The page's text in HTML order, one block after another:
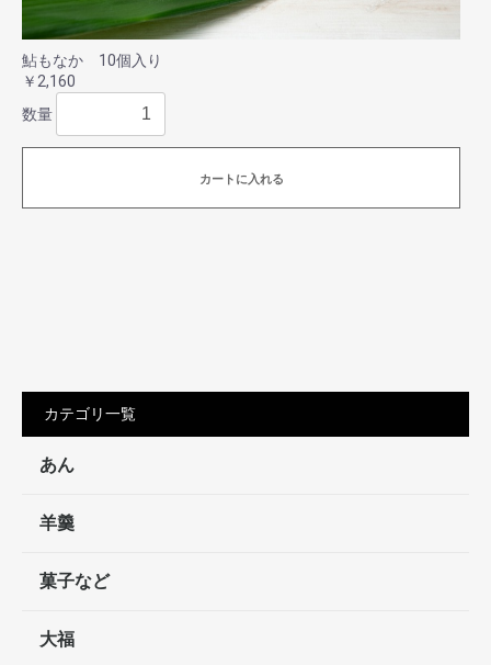
鮎もなか 10個入り
￥2,160
数量
カートに入れる
カテゴリ一覧
あん
羊羹
菓子など
大福